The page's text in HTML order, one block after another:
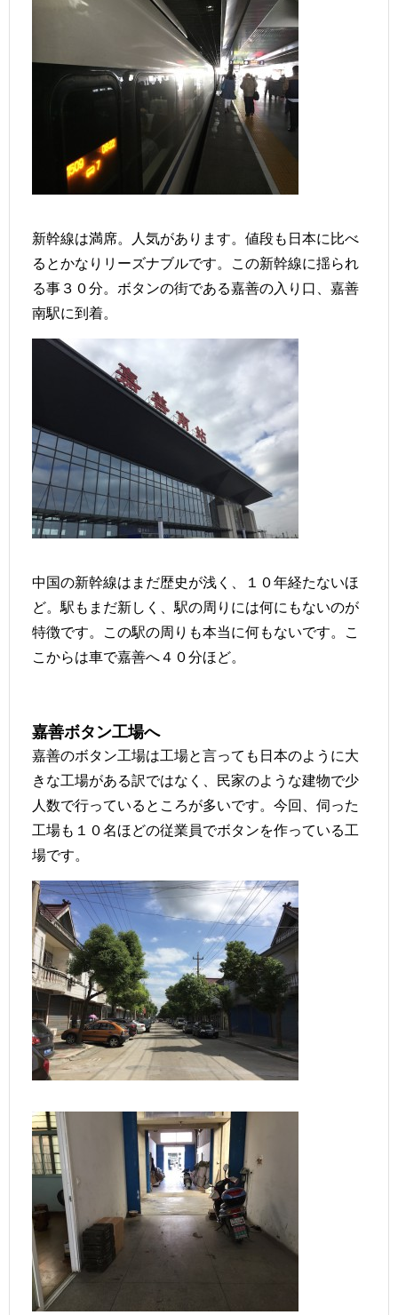
新幹線は満席。人気があります。値段も日本に比べ
るとかなりリーズナブルです。この新幹線に揺られ
る事３０分。ボタンの街である嘉善の入り口、嘉善
南駅に到着。
中国の新幹線はまだ歴史が浅く、１０年経たないほ
ど。駅もまだ新しく、駅の周りには何にもないのが
特徴です。この駅の周りも本当に何もないです。こ
こからは車で嘉善へ４０分ほど。
嘉善ボタン工場へ
嘉善のボタン工場は工場と言っても日本のように大
きな工場がある訳ではなく、民家のような建物で少
人数で行っているところが多いです。今回、伺った
工場も１０名ほどの従業員でボタンを作っている工
場です。